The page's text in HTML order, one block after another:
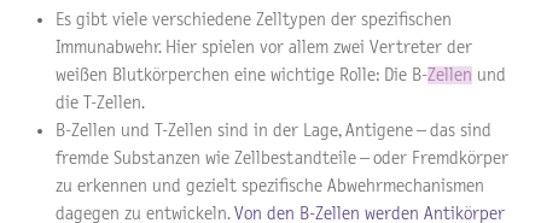
Es gibt viele verschiedene Zelltypen der spezifischen
Immunabwehr. Hier spielen vor allem zwei Vertreter der
weißen Blutkörperchen eine wichtige Rolle: Die B-Zellen und
die T-Zellen.
B-Zellen und T-Zellen sind in der Lage, Antigene – das sind
fremde Substanzen wie Zellbestandteile – oder Fremdkörper
zu erkennen und gezielt spezifische Abwehrmechanismen
dagegen zu entwickeln. Von den B-Zellen werden Antikörper